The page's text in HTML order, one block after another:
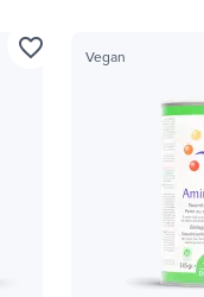
favorite_border Vegan